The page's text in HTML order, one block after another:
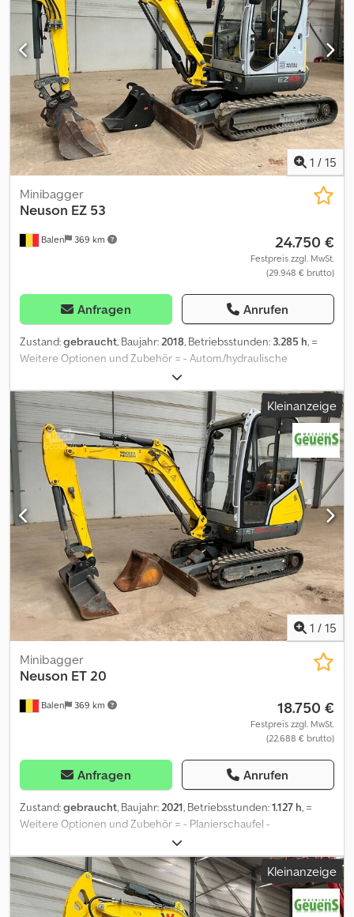
Zustand CE-Typ: CE Neu geliefert im Jahr 2025, 2 zusätzliche
Hydraulik Funktionen, Schaufel und Gabeln, Breitreifen = Weitere
Informationen = Technische Informationen Zylinderzahl: 4
Motorhubraum: 2.300 cc Fahrgestellform: Knick Lenkung:
Sicherung Antriebsstrang Motortyp: Deutz TD 2.9 L4 Maße und
Gewichte Leergewicht: 4.300 kg Abmessungen (L x B x H): 501 x
167 x 155 cm Cedpjx Naxxofx Alcjrf Radstand: 205 cm Funktionell
Schnellwechselsystem: Ja CE-Kennzeichnung: ja Zustand
Technischer Zustand: sehr gut Optischer Zustand: sehr gut
Identifikation Kennzeichen: T-08-GRH
1 / 15
Balen 369 km
Minibagger
Neuson EZ 53
24.750 €
Festpreis zzgl. MwSt.
(29.948 € brutto)
Anfragen Anrufen
Zustand:gebraucht, Baujahr:2018, Betriebsstunden: 3.285 h, =
Weitere Optionen und Zubehör = - Autom./hydraulische
Schnellkupplung Credozp E Rkopfx Alcjf -
Hammer/Scherenhydraulik - Planierschaufel - Standard Tieflöffel
= Weitere Informationen = Antrieb: Raupe Leergewicht: 5.805 kg
Wenden Sie sich an Geert Geuens, um weitere Informationen zu
erhalten.
Kleinanzeige
1 / 15
Balen 369 km
Minibagger
Neuson ET 20
18.750 €
Festpreis zzgl. MwSt.
(22.688 € brutto)
Anfragen Anrufen
Zustand:gebraucht, Baujahr:2021, Betriebsstunden:1.127 h, =
Weitere Optionen und Zubehör = - Planierschaufel -
Schnellwechsler - Standard Tieflöffel = Anmerkungen =
verstellaufwerk Cjdpfx Alozp E Rdocsrf = Weitere Informationen =
Antrieb: Raupe Leergewicht: 2.221 kg Wenden Sie sich an Geert
Geuens, um weitere Informationen zu erhalten.
Kleinanzeige